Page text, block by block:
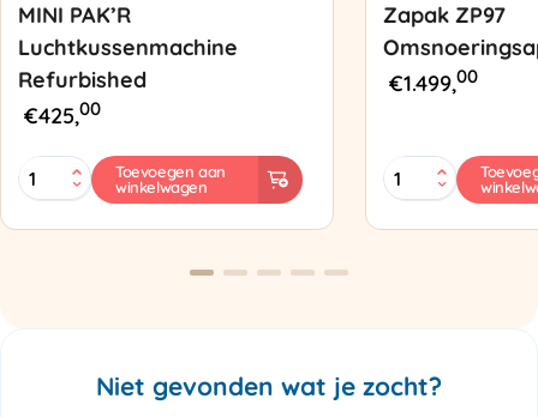
MINI PAK’R
Luchtkussenmachine
Refurbished
€425,00
MINI
PAK'R
Refurbished
Toevoegen aan
winkelwagen
Zapak ZP97
€1.499,00
Zapak
ZP97
aantal
Niet gevonden wat je zocht?